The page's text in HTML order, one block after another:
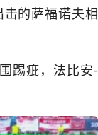
的萨福诺夫相
踢疵，法比安-